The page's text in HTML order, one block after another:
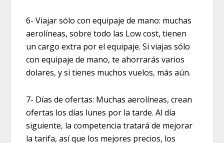
6- Viajar sólo con equipaje de mano: muchas
aerolíneas, sobre todo las Low cost, tienen
un cargo extra por el equipaje. Si viajas sólo
con equipaje de mano, te ahorrarás varios
dolares, y si tienes muchos vuelos, más aún.
7- Días de ofertas: Muchas aerolíneas, crean
ofertas los días lunes por la tarde. Al día
siguiente, la competencia tratará de mejorar
la tarifa, así que los mejores precios, los